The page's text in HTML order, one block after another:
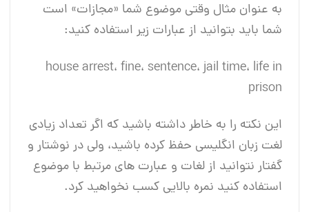
به عنوان مثال وقتی موضوع شما «مجازات» است
شما باید بتوانید از عبارات زیر استفاده کنید:
house arrest، fine، sentence، jail time، life in
prison
این نکته را به خاطر داشته باشید که اگر تعداد زیادی
لغت زبان انگلیسی حفظ کرده باشید، ولی در نوشتار و
گفتار نتوانید از لغات و عبارت های مرتبط با موضوع
استفاده کنید نمره بالایی کسب نخواهید کرد.